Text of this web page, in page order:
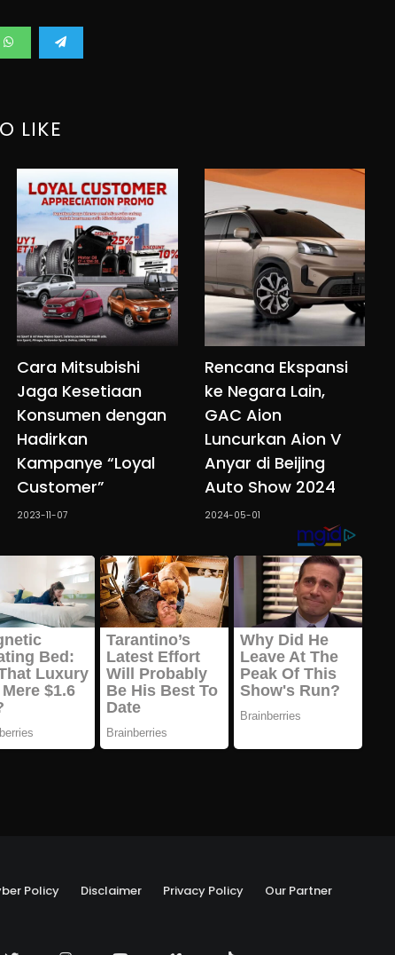
LIKE
Cara Mitsubishi
Jaga Kesetiaan
Konsumen dengan
Hadirkan
Kampanye “Loyal
Customer”
2023-11-07
Rencana Ekspansi
ke Negara Lain,
GAC Aion
Luncurkan Aion V
Anyar di Beijing
Auto Show 2024
2024-05-01
Policy Disclaimer Privacy Policy Our Partner